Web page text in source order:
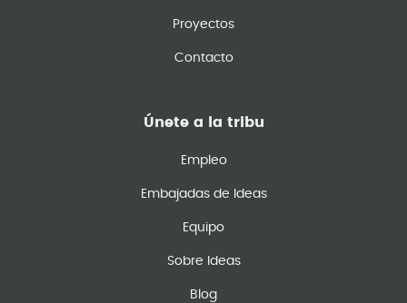
Proyectos
Contacto
Únete a la tribu
Empleo
Embajadas de Ideas
Equipo
Sobre Ideas
Blog